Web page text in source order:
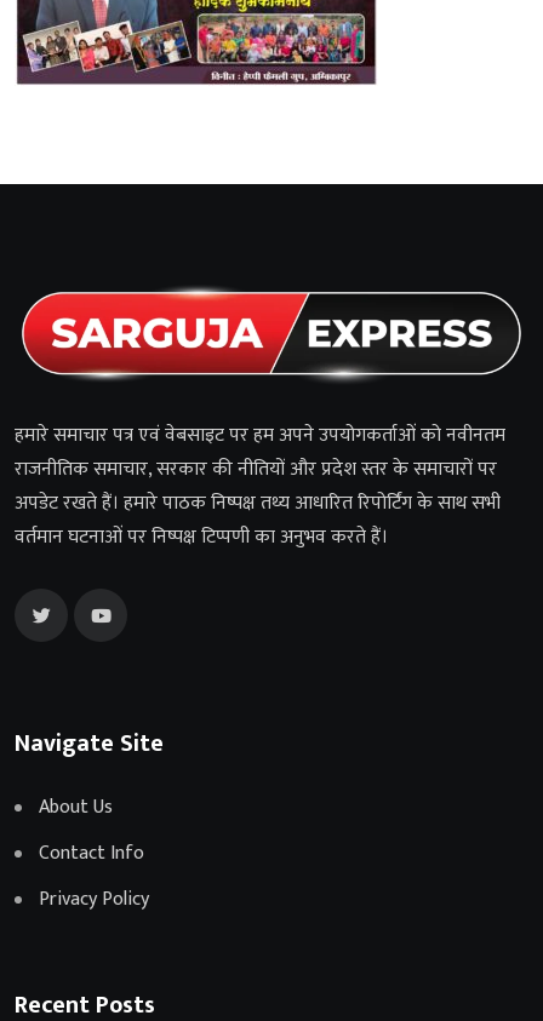
हमारे समाचार पत्र एवं वेबसाइट पर हम अपने उपयोगकर्ताओं को नवीनतम
राजनीतिक समाचार, सरकार की नीतियों और प्रदेश स्तर के समाचारों पर
अपडेट रखते हैं। हमारे पाठक निष्पक्ष तथ्य आधारित रिपोर्टिंग के साथ सभी
वर्तमान घटनाओं पर निष्पक्ष टिप्पणी का अनुभव करते हैं।
Navigate Site
About Us
Contact Info
Privacy Policy
Recent Posts